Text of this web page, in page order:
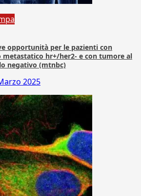
opportunità per le pazienti con
hr+/her2- e con tumore al
negativo (mtnbc)
2025